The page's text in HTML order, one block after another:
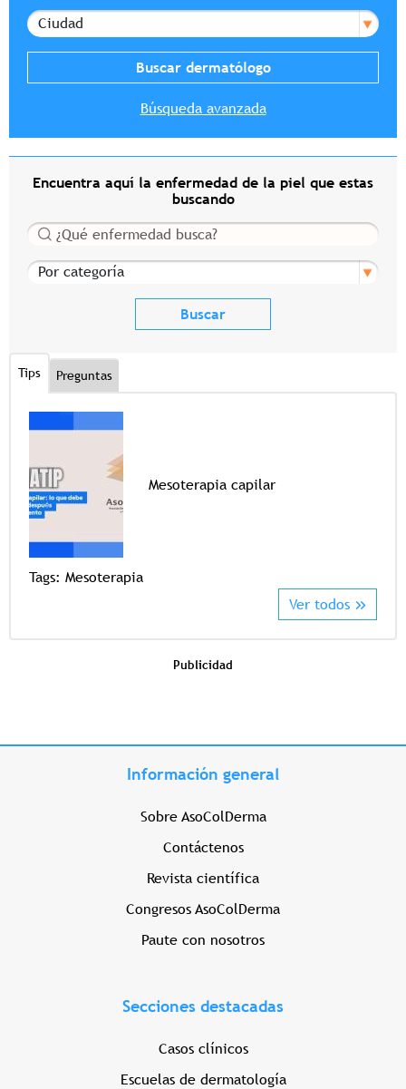
Ciudad
Búsqueda avanzada
Encuentra aquí la enfermedad de la piel que estas
buscando
Buscar
Por categoría
Tips Preguntas
Mesoterapia capilar
Tags: Mesoterapia
Ver todos
Publicidad
Información general
Sobre AsoColDerma
Contáctenos
Revista científica
Congresos AsoColDerma
Paute con nosotros
Secciones destacadas
Casos clínicos
Escuelas de dermatología